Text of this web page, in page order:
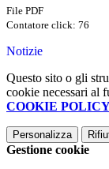
File PDF
Contatore click: 76
Notizie
Questo sito o gli
cookie necessari al
COOKIE
Personalizza
Gestione cookie